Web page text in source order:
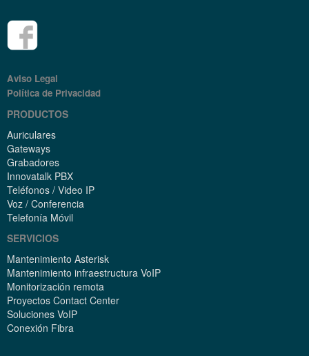
Aviso Legal
Política de Privacidad
PRODUCTOS
Auriculares
Gateways
Grabadores
Innovatalk PBX
Teléfonos / Video IP
Voz / Conferencia
Telefonía Móvil
SERVICIOS
Mantenimiento Asterisk
Mantenimiento infraestructura VoIP
Monitorización remota
Proyectos Contact Center
Soluciones VoIP
Conexión Fibra